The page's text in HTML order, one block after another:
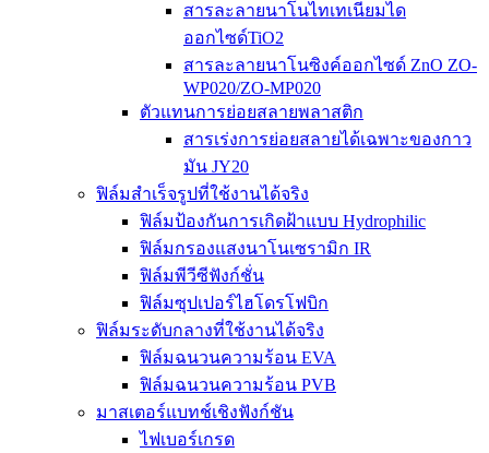
สารละลายนาโนไทเทเนียมได
ออกไซด์TiO2
สารละลายนาโนซิงค์ออกไซด์ ZnO ZO-
WP020/ZO-MP020
ตัวแทนการย่อยสลายพลาสติก
สารเร่งการย่อยสลายได้เฉพาะของกาว
มัน JY20
ฟิล์มสำเร็จรูปที่ใช้งานได้จริง
ฟิล์มป้องกันการเกิดฝ้าแบบ Hydrophilic
ฟิล์มกรองแสงนาโนเซรามิก IR
ฟิล์มพีวีซีฟังก์ชั่น
ฟิล์มซุปเปอร์ไฮโดรโฟบิก
ฟิล์มระดับกลางที่ใช้งานได้จริง
ฟิล์มฉนวนความร้อน EVA
ฟิล์มฉนวนความร้อน PVB
มาสเตอร์แบทช์เชิงฟังก์ชัน
ไฟเบอร์เกรด